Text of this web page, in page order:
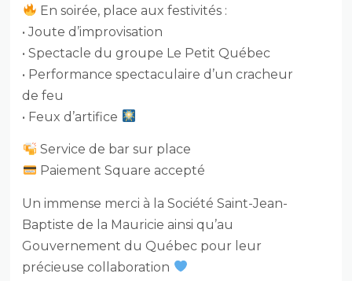
En soirée, place aux festivités :
• Joute d’improvisation
• Spectacle du groupe Le Petit Québec
• Performance spectaculaire d’un cracheur
de feu
• Feux d’artifice
Service de bar sur place
Paiement Square accepté
Un immense merci à la Société Saint-Jean-
Baptiste de la Mauricie ainsi qu’au
Gouvernement du Québec pour leur
précieuse collaboration